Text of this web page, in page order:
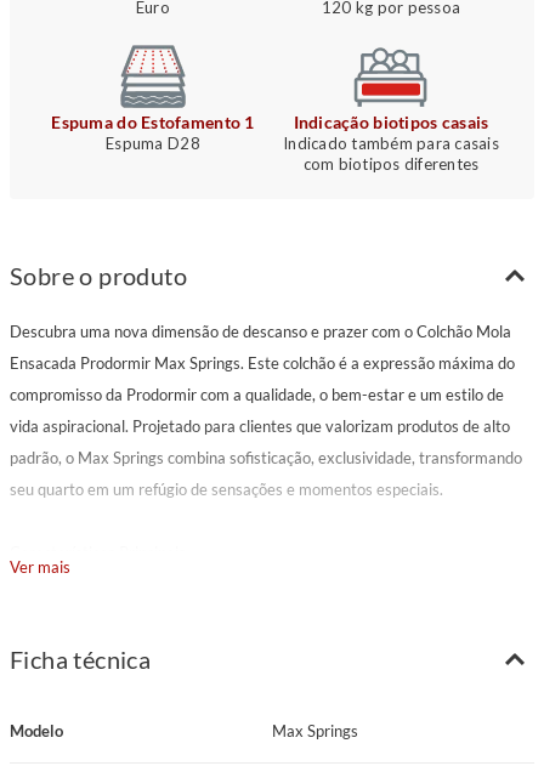
Euro 120 kg por pessoa
Espuma do Estofamento 1
Espuma D28
Indicação biotipos casais
Indicado também para casais
com biotipos diferentes
Sobre o produto
Descubra uma nova dimensão de descanso e prazer com o Colchão Mola
Ensacada Prodormir Max Springs. Este colchão é a expressão máxima do
compromisso da Prodormir com a qualidade, o bem-estar e um estilo de
vida aspiracional. Projetado para clientes que valorizam produtos de alto
padrão, o Max Springs combina sofisticação, exclusividade, transformando
seu quarto em um refúgio de sensações e momentos especiais.
Espuma Matelassê: D20 Cilíndrica
Ver mais
Ficha técnica
Modelo Max Springs